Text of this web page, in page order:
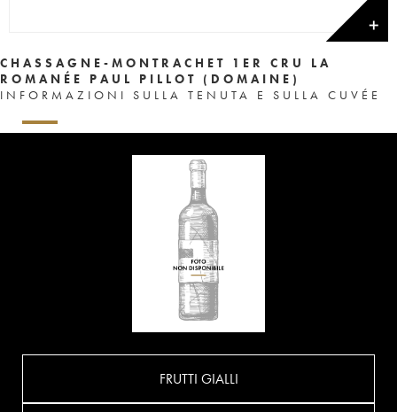
✕
CHASSAGNE-MONTRACHET 1ER CRU LA
ROMANÉE PAUL PILLOT (DOMAINE)
INFORMAZIONI SULLA TENUTA E SULLA CUVÉE
FRUTTI GIALLI